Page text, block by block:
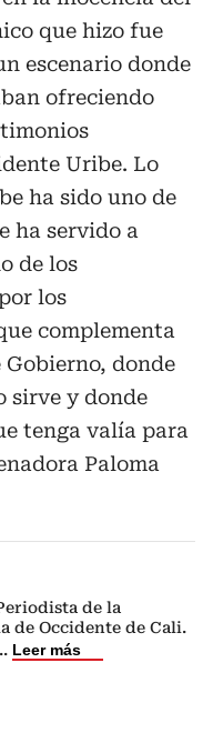
que hizo fue
escenario donde
ofreciendo
Uribe. Lo
ha sido uno de
ha servido a
de los
los
complementa
donde
sirve y donde
tenga valía para
Paloma
de la
de Occidente de Cali.
Leer más